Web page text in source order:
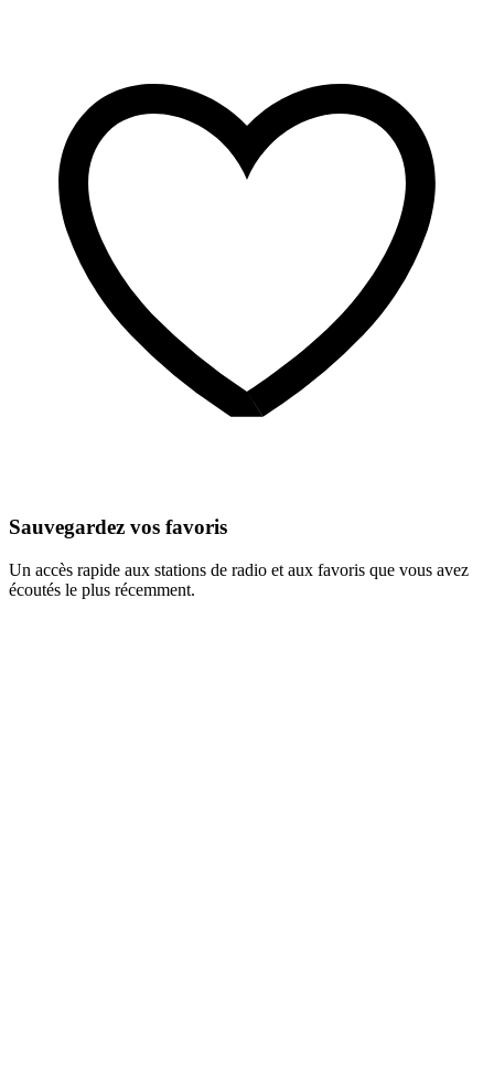
Sauvegardez vos favoris
Un accès rapide aux stations de radio et aux favoris que vous avez
écoutés le plus récemment.